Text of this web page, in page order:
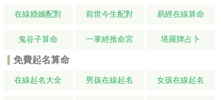
在線婚姻配對 前世今生配對 易經在線算命
鬼谷子算命 一掌經推命宮 塔羅牌占卜
免費起名算命
在線起名大全 男孩在線起名 女孩在線起名